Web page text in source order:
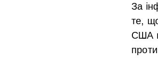
За
те,
США в